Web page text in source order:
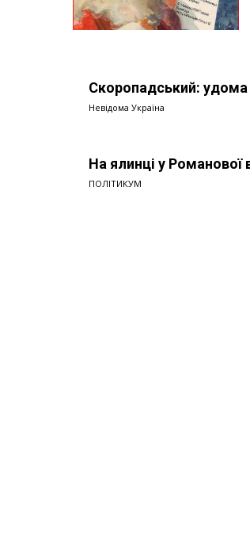
Скоропадський: удома
Невідома Україна
На ялинці у Романової
ПОЛІТИКУМ